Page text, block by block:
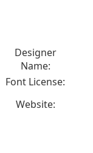
Designer
Name:
Font License:
Website: